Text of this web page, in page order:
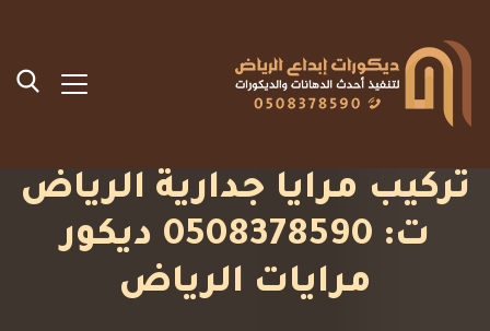
تركيب مرايا جدارية الرياض
ت: 0508378590 ديكور
مرايات الرياض